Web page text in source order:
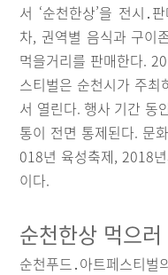
서 ‘순천한상’을 전시․
차, 권역별 음식과 구이
먹을거리를 판매한다.
스티벌은 순천시가 주
서 열린다. 행사 기간 동
통이 전면 통제된다. 문
018년 육성축제, 2018
이다.
순천한상 먹으
순천푸드․아트페스티벌